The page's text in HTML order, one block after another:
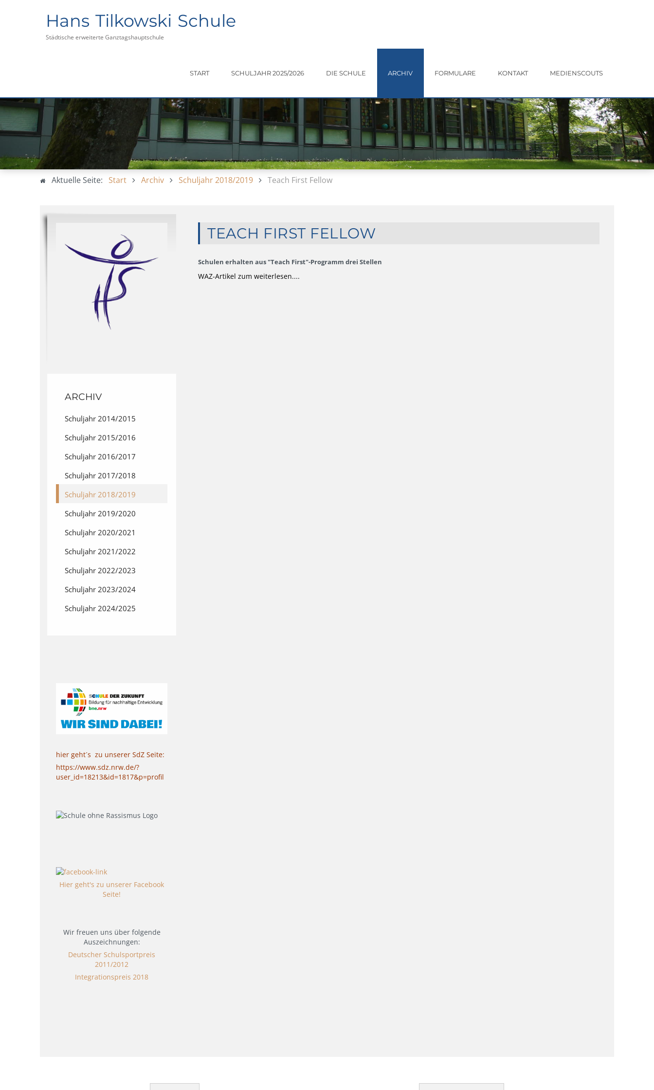
Hans Tilkowski Schule
Städtische erweiterte Ganztagshauptschule
START SCHULJAHR 2025/2026 DIE SCHULE ARCHIV FORMULARE KONTAKT MEDIENSCOUTS
Aktuelle Seite: Start Archiv Schuljahr 2018/2019 Teach First Fellow
TEACH FIRST FELLOW
Schulen erhalten aus "Teach First"-Programm drei Stellen
WAZ-Artikel zum weiterlesen....
ARCHIV
Schuljahr 2014/2015
Schuljahr 2015/2016
Schuljahr 2016/2017
Schuljahr 2017/2018
Schuljahr 2018/2019
Schuljahr 2019/2020
Schuljahr 2020/2021
Schuljahr 2021/2022
Schuljahr 2022/2023
Schuljahr 2023/2024
Schuljahr 2024/2025
hier geht´s zu unserer SdZ Seite:
https://www.sdz.nrw.de/?
user_id=18213&id=1817&p=profil
Hier geht's zu unserer Facebook
Seite!
Wir freuen uns über folgende
Auszeichnungen:
Deutscher Schulsportpreis
2011/2012
Integrationspreis 2018